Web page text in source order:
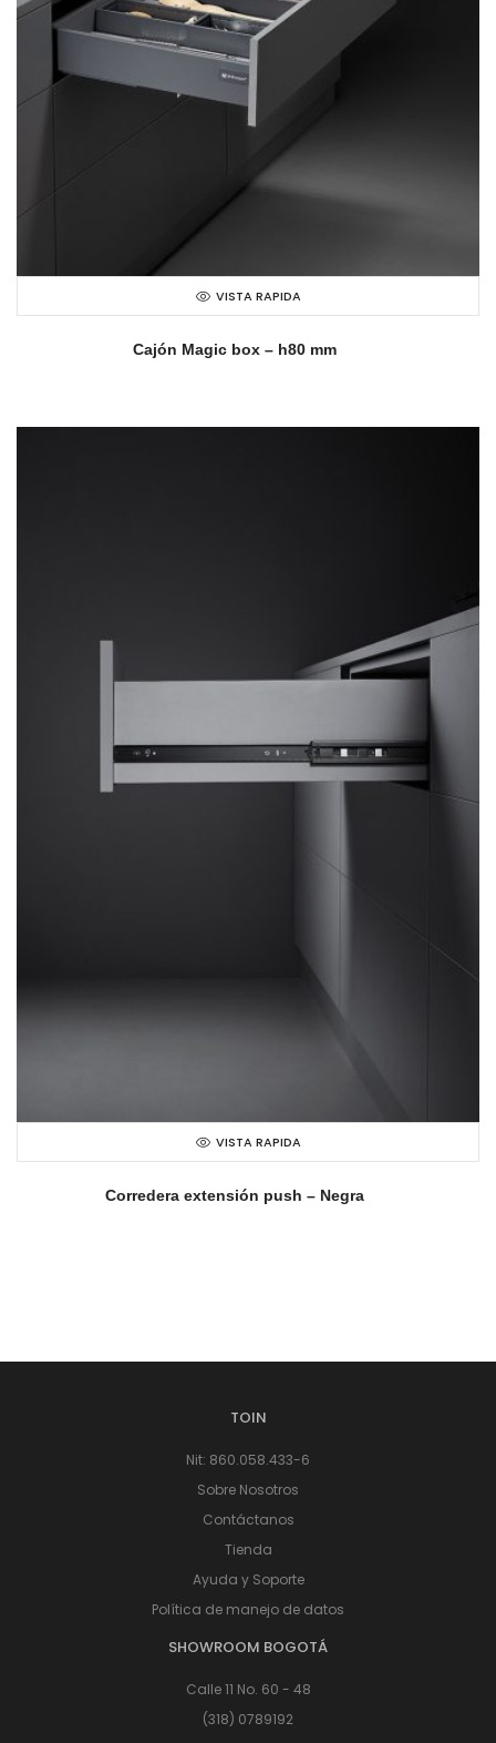
VISTA RAPIDA
Cajón Magic box – h80 mm
VISTA RAPIDA
Corredera extensión push – Negra
TOIN
Nit: 860.058.433-6
Sobre Nosotros
Contáctanos
Tienda
Ayuda y Soporte
Política de manejo de datos
SHOWROOM BOGOTÁ
Calle 11 No. 60 - 48
(318) 0789192